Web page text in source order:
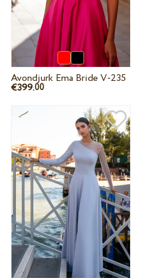
Avondjurk Ema Bride V-235
€399.00